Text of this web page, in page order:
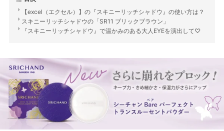
【excel（エクセル）】の『スキニーリッチシャドウ』の使い方は？
スキニーリッチシャドウの「SR11 ブリックブラウン」
『スキニーリッチシャドウ』で温かみのある大人EYEを演出して♡